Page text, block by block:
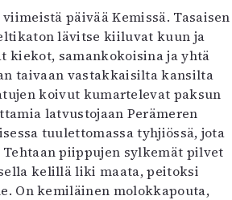
Lehdet
4/2026
2–3/2026
1/2026
6/2025
5/2025 saame
5/2025
Lehtiarkisto
päivää Kemissä. Tasaisen
lävitse kiiluvat kuun ja
kiekot, samankokoisina ja yhtä
taivaan vastakkaisilta kansilta
koivut kumartelevat paksun
latvustojaan Perämeren
tuulettomassa tyhjiössä, jota
piippujen sylkemät pilvet
kelillä liki maata, peitoksi
On kemiläinen molokkapouta,